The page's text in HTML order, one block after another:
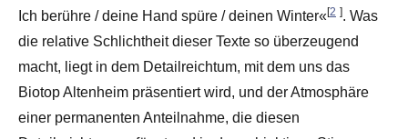
Ich berühre / deine Hand spüre / deinen Winter« [2 ]. Was
die relative Schlichtheit dieser Texte so überzeugend
macht, liegt in dem Detailreichtum, mit dem uns das
Biotop Altenheim präsentiert wird, und der Atmosphäre
einer permanenten Anteilnahme, die diesen